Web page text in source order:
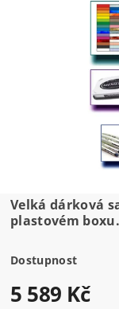
Velká dárková
plastovém boxu.
Dostupnost
5 589 Kč